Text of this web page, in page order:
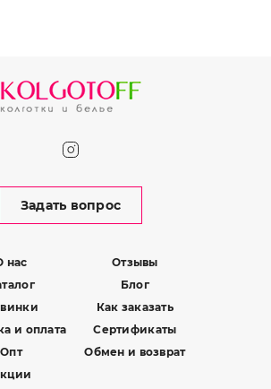
Задать вопрос
нас
и оплата
Опт
Отзывы
Блог
Как заказать
Сертификаты
Обмен и возврат